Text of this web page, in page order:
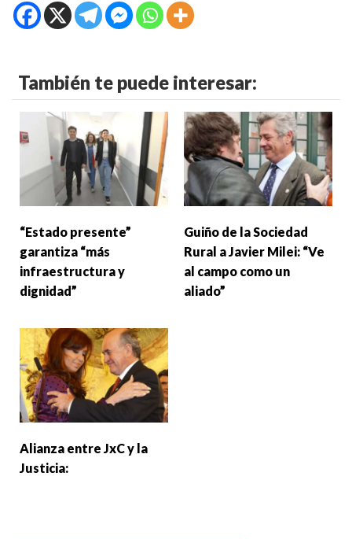
También te puede interesar:
“Estado presente”
garantiza “más
infraestructura y
dignidad”
Guiño de la Sociedad
Rural a Javier Milei: “Ve
al campo como un
aliado”
Alianza entre JxC y la
Justicia: